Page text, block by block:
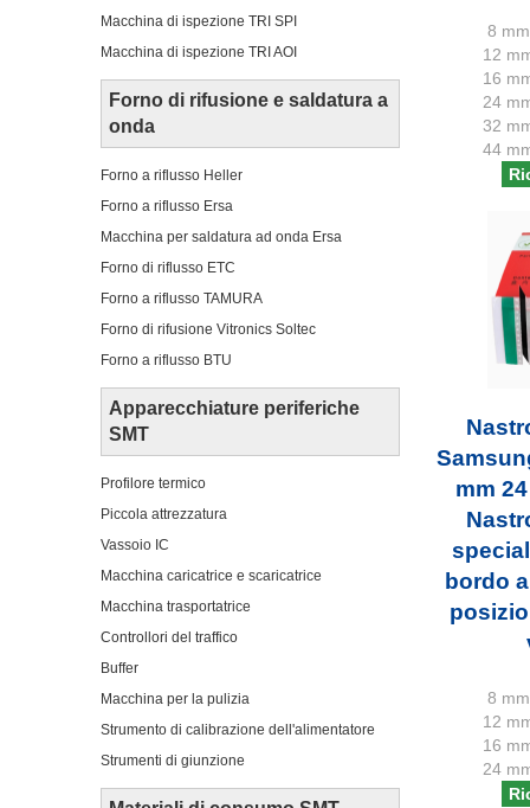
Macchina di ispezione TRI SPI
Macchina di ispezione TRI AOI
Forno di rifusione e saldatura a
onda
Forno a riflusso Heller
Forno a riflusso Ersa
Macchina per saldatura ad onda Ersa
Forno di riflusso ETC
Forno a riflusso TAMURA
Forno di rifusione Vitronics Soltec
Forno a riflusso BTU
Apparecchiature periferiche
SMT
Profilore termico
Piccola attrezzatura
Vassoio IC
Macchina caricatrice e scaricatrice
Macchina trasportatrice
Controllori del traffico
Buffer
Macchina per la pulizia
Strumento di calibrazione dell'alimentatore
Strumenti di giunzione
8
12
16
24
32
44
mm
bordo
8
12
16
24